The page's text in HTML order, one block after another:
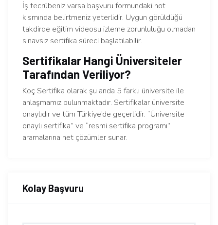
İş tecrübeniz varsa başvuru formundaki not
kısmında belirtmeniz yeterlidir. Uygun görüldüğü
takdirde eğitim videosu izleme zorunluluğu olmadan
sınavsız sertifika süreci başlatılabilir.
Sertifikalar Hangi Üniversiteler
Tarafından Veriliyor?
Koç Sertifika olarak şu anda 5 farklı üniversite ile
anlaşmamız bulunmaktadır. Sertifikalar üniversite
onaylıdır ve tüm Türkiye’de geçerlidir. “Üniversite
onaylı sertifika” ve “resmi sertifika programı”
aramalarına net çözümler sunar.
Kolay Başvuru